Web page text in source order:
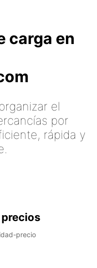
carga en
el
por
rápida y
precios
precio